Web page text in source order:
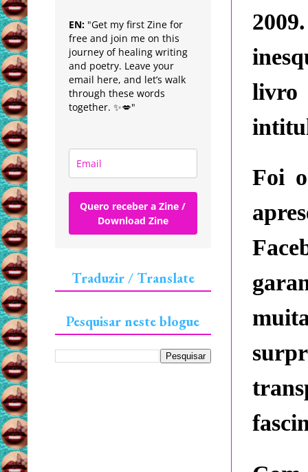
livro
Foi
EN: "Get my first Zine for
free and join me on this
journey of healing writing
and poetry. Leave your
email here, and let’s walk
through these words
together. ✨💋"
Quero receber a Zine /
Download Zine
Traduzir / Translate
Pesquisar neste blogue